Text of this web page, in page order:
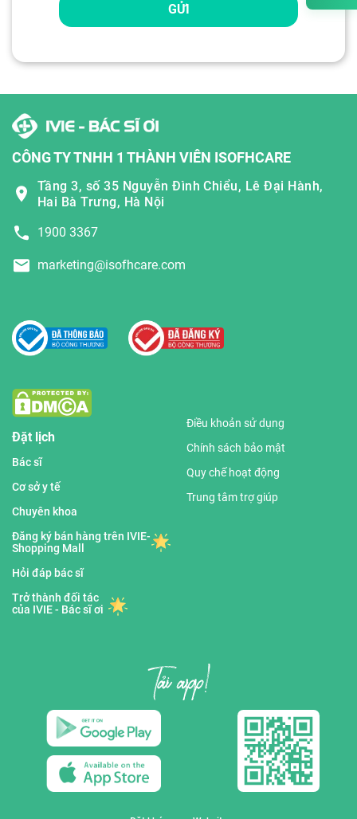
GỬI
CÔNG TY TNHH 1 THÀNH VIÊN ISOFHCARE
Tầng 3, số 35 Nguyễn Đình Chiểu, Lê Đại Hành,
Hai Bà Trưng, Hà Nội
1900 3367
marketing@isofhcare.com
Đặt lịch
Bác sĩ
Cơ sở y tế
Chuyên khoa
Đăng ký bán hàng trên IVIE-
Shopping Mall
Hỏi đáp bác sĩ
Trở thành đối tác
của IVIE - Bác sĩ ơi
Điều khoản sử dụng
Chính sách bảo mật
Quy chế hoạt động
Trung tâm trợ giúp